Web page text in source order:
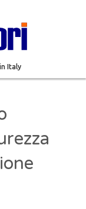
Italy